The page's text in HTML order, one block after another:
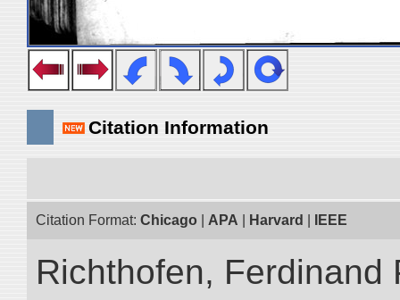
Citation Information
Citation Format: Chicago APA Harvard IEEE
Richthofen, Ferdinand